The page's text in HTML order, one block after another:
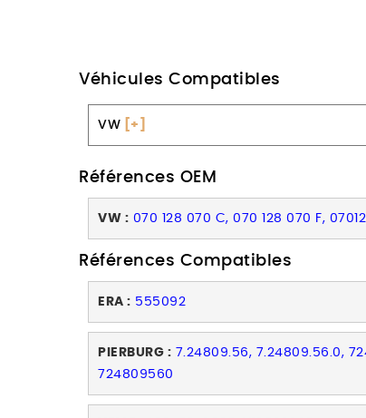
Véhicules Compatibles
VW [+]
Références OEM
VW : 070 128 070 C, 070 128 070 F,
Références Compatibles
ERA : 555092
PIERBURG : 7.24809.56, 7.24809.56.0,
724809560